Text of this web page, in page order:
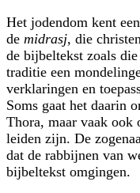
Het jodendom kent
de midrasj, die
de bijbeltekst zoals
traditie een
verklaringen en
Soms gaat het daarin
Thora, maar vaak ook
leiden zijn. De
dat de rabbijnen van
bijbeltekst omgingen.